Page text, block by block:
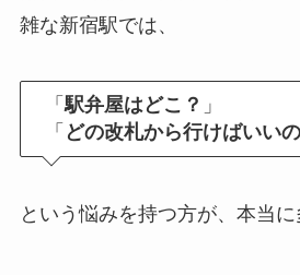
雑な新宿駅では、
「駅弁屋はどこ？ 」
「 どの改札から行けばいい
という悩みを持つ方が、本当に